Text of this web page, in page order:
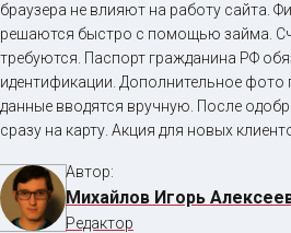
браузера не влияют на работу сайта.
решаются быстро с помощью займа.
требуются. Паспорт гражданина РФ
идентификации. Дополнительное фото
данные вводятся вручную. После
сразу на карту. Акция для новых
Автор:
Михайлов Игорь
Редактор